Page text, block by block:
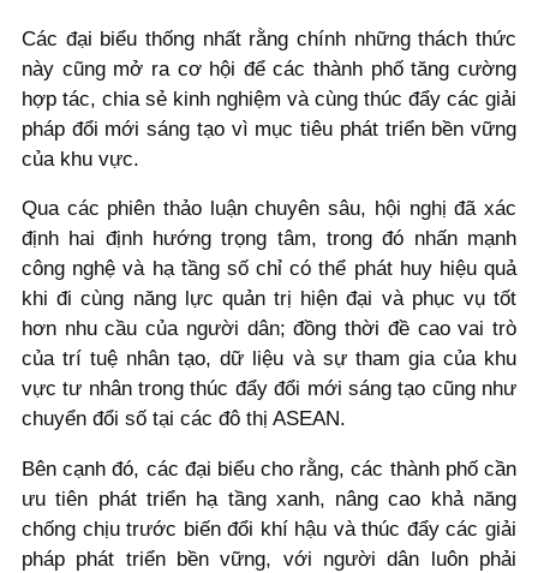
Các đại biểu thống nhất rằng chính những thách thức
này cũng mở ra cơ hội để các thành phố tăng cường
hợp tác, chia sẻ kinh nghiệm và cùng thúc đẩy các giải
pháp đổi mới sáng tạo vì mục tiêu phát triển bền vững
của khu vực.
Qua các phiên thảo luận chuyên sâu, hội nghị đã xác
định hai định hướng trọng tâm, trong đó nhấn mạnh
công nghệ và hạ tầng số chỉ có thể phát huy hiệu quả
khi đi cùng năng lực quản trị hiện đại và phục vụ tốt
hơn nhu cầu của người dân; đồng thời đề cao vai trò
của trí tuệ nhân tạo, dữ liệu và sự tham gia của khu
vực tư nhân trong thúc đẩy đổi mới sáng tạo cũng như
chuyển đổi số tại các đô thị ASEAN.
Bên cạnh đó, các đại biểu cho rằng, các thành phố cần
ưu tiên phát triển hạ tầng xanh, nâng cao khả năng
chống chịu trước biến đổi khí hậu và thúc đẩy các giải
pháp phát triển bền vững, với người dân luôn phải